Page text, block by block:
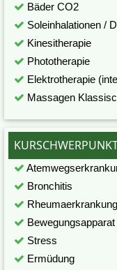
Bäder CO2
Soleinhalationen /
Kinesitherapie
Phototherapie
Elektrotherapie
Massagen
Bronchitis
Bewegungsapparat
Stress
Ermüdung